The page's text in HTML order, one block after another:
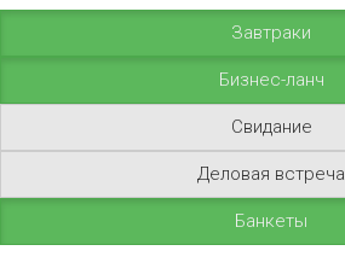
Завтраки
Бизнес-ланч
Свидание
Деловая встреча
Банкеты